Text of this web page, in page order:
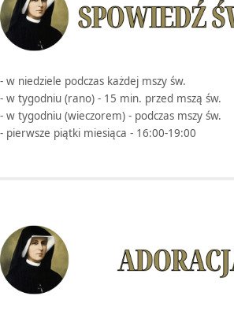
- w niedziele podczas każdej mszy św.
- w tygodniu (rano) - 15 min. przed mszą św.
- w tygodniu (wieczorem) - podczas mszy św.
- pierwsze piątki miesiąca - 16:00-19:00